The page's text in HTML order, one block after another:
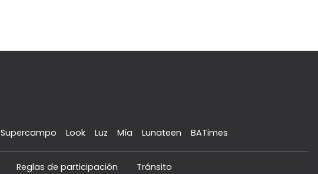
Supercampo Look Luz Mía Lunateen BATimes
Reglas de participación Tránsito